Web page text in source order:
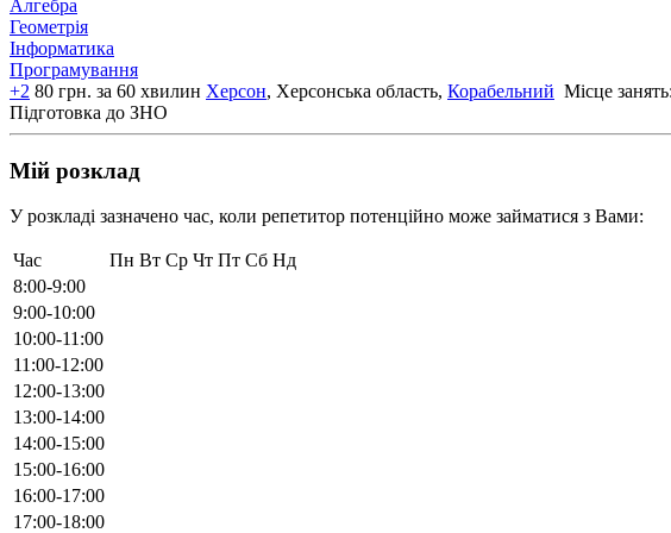
Алгебра
Геометрія
Інформатика
Програмування
+2 80 грн. за 60 хвилин Херсон, Херсонська область, Корабельний Місце
Підготовка до ЗНО
Мій розклад
У розкладі зазначено час, коли репетитор потенційно може займатися з Вами:
Час Пн Вт Ср Чт Пт Сб Нд
8:00-9:00
9:00-10:00
10:00-11:00
11:00-12:00
12:00-13:00
13:00-14:00
14:00-15:00
15:00-16:00
16:00-17:00
17:00-18:00